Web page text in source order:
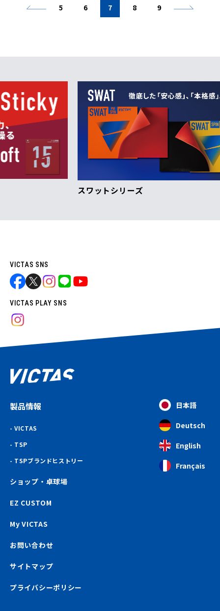
5 6 7 8 9
スワットシリーズ
VICTAS SNS
VICTAS PLAY SNS
製品情報
VICTAS
TSP
TSPブランドヒストリー
ショップ・卓球場
EZ CUSTOM
My VICTAS
お問い合わせ
サイトマップ
プライバシーポリシー
日本語
Deutsch
English
Français